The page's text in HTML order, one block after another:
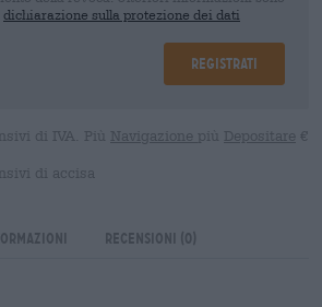
dichiarazione sulla protezione dei dati
Registrati
di IVA. Più Navigazione più Depositare €
di accisa
Recensioni (0)